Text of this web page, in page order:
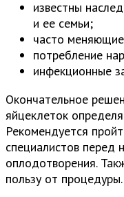
известны
и ее семьи;
часто
потребление
инфекционные
Окончательное
яйцеклеток
Рекомендуется
специалистов перед
оплодотворения.
пользу от процедуры.